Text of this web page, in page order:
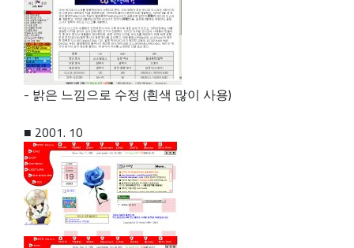
- 밝은 느낌으로 수정 (흰색 많이 사용)
■ 2001. 10